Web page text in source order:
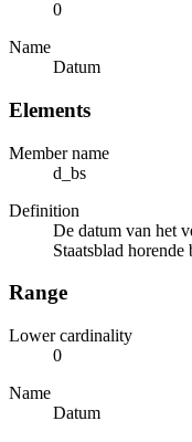
0
Name
Datum
Elements
Member name
d_bs
Definition
De datum van het
Staatsblad
Range
Lower cardinality
0
Name
Datum